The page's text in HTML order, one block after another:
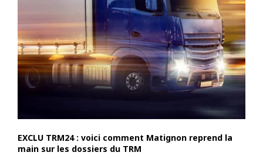
EXCLU TRM24 : voici comment Matignon reprend la
main sur les dossiers du TRM